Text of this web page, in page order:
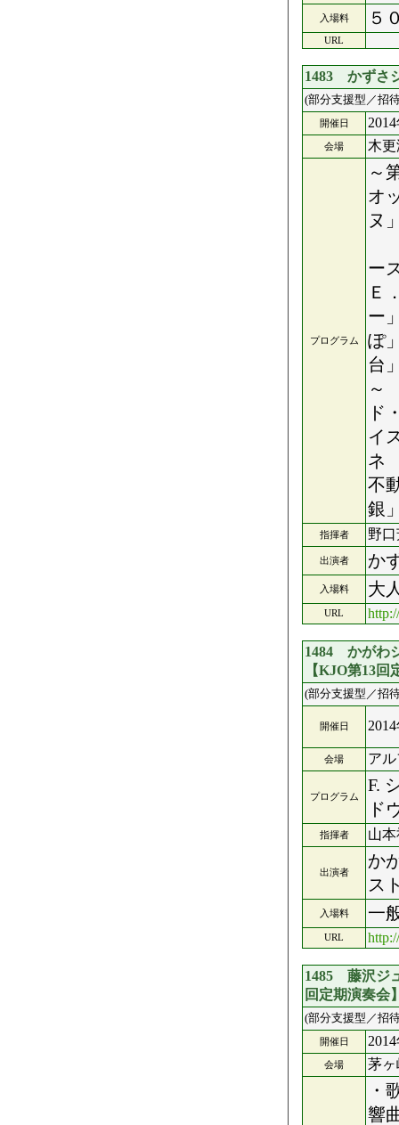
入場料 ５
URL
1483 かずさ
(部分支援型／招
開催日
会場 木
プログラム
～
オ
ヌ
ー
Ｅ
ー
ぽ
台
ド
イ
不
指揮者 野
出演者 か
入場料 大
URL
1484 かがわ
【KJO第13回
(部分支援型／招
開催日
会場 ア
プログラム
F.
ド
指揮者 山
出演者
か
ス
入場料 一
URL
1485 藤沢ジ
回定期演奏会
(部分支援型／招
開催日
会場 茅
・
響